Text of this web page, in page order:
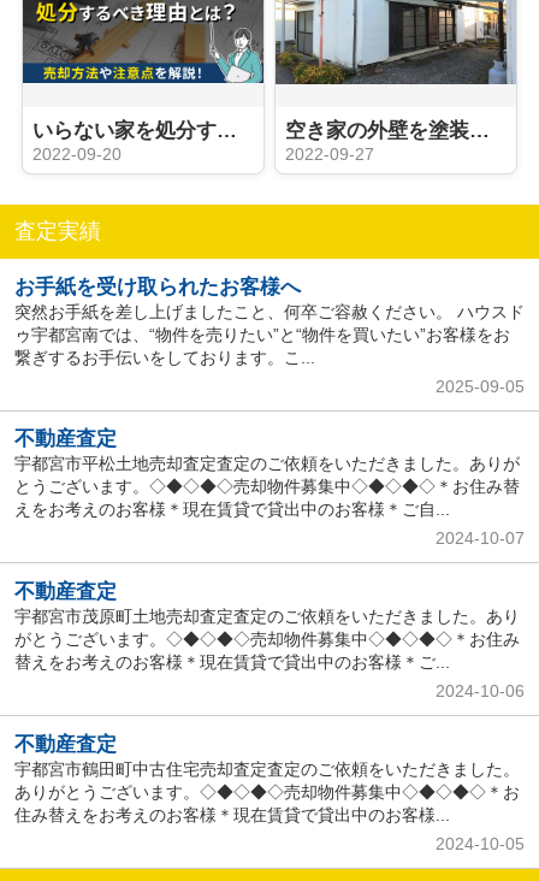
いらない家を処分するべき理由とは？売却方法や注意点を解説！
2022-09-20
空き家の外壁を塗装しないとどうなるの？必要になる時期や理由をご紹介
2022-09-27
査定実績
お手紙を受け取られたお客様へ
突然お手紙を差し上げましたこと、何卒ご容赦ください。 ハウスド
ゥ宇都宮南では、“物件を売りたい”と“物件を買いたい”お客様をお
繋ぎするお手伝いをしております。こ...
2025-09-05
不動産査定
宇都宮市平松土地売却査定査定のご依頼をいただきました。ありが
とうございます。◇◆◇◆◇売却物件募集中◇◆◇◆◇＊お住み替
えをお考えのお客様＊現在賃貸で貸出中のお客様＊ご自...
2024-10-07
不動産査定
宇都宮市茂原町土地売却査定査定のご依頼をいただきました。あり
がとうございます。◇◆◇◆◇売却物件募集中◇◆◇◆◇＊お住み
替えをお考えのお客様＊現在賃貸で貸出中のお客様＊ご...
2024-10-06
不動産査定
宇都宮市鶴田町中古住宅売却査定査定のご依頼をいただきました。
ありがとうございます。◇◆◇◆◇売却物件募集中◇◆◇◆◇＊お
住み替えをお考えのお客様＊現在賃貸で貸出中のお客様...
2024-10-05